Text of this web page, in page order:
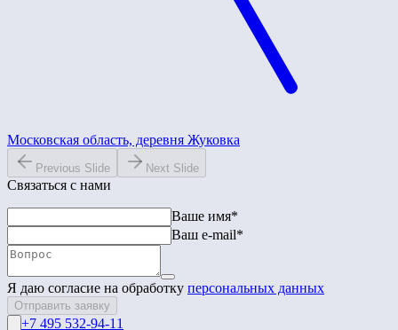
Московская область, деревня Жуковка
Previous Slide Next Slide
Связаться с нами
Ваше имя*
Ваш e-mail*
Я даю согласие на обработку персональных данных
Отправить заявку
+7 495 532-94-11